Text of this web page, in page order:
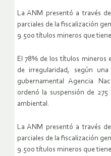
La ANM presentó a través
parciales de la fiscalización
9.500 títulos mineros que
El 78% de los títulos mineros
de irregularidad, según
gubernamental Agencia
ordenó la suspensión de
ambiental.
La ANM presentó a través
parciales de la fiscalización
9.500 títulos mineros que